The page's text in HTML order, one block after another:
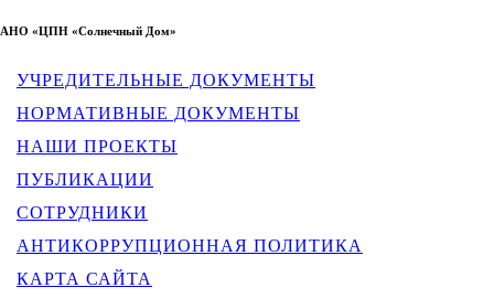
АНО «ЦПН «Солнечный Дом»
УЧРЕДИТЕЛЬНЫЕ ДОКУМЕНТЫ
НОРМАТИВНЫЕ ДОКУМЕНТЫ
НАШИ ПРОЕКТЫ
ПУБЛИКАЦИИ
СОТРУДНИКИ
АНТИКОРРУПЦИОННАЯ ПОЛИТИКА
КАРТА САЙТА